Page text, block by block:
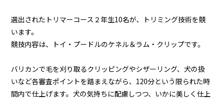
選出されたトリマーコース２年生10名が、トリミング技術を競
います。
競技内容は、トイ・プードルのケネル＆ラム・クリップです。
バリカンで毛を刈り取るクリッピングやシザーリング、犬の扱
いなど各審査ポイントを踏まえながら、120分という限られた時
間内で仕上げます。犬の気持ちに配慮しつつ、いかに美しく仕上